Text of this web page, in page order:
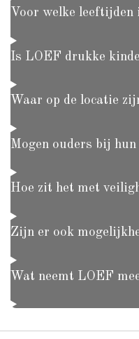
Voor welke leeftijden
Is LOEF drukke
Waar op de locatie
Mogen ouders bij
Hoe zit het met
Zijn er ook
Wat neemt LOEF